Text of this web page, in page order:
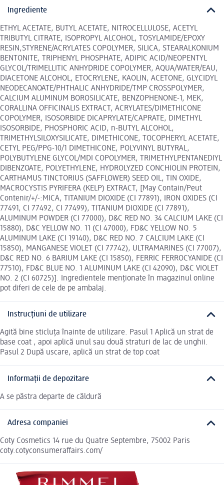
Ingrediente
ETHYL ACETATE, BUTYL ACETATE, NITROCELLULOSE, ACETYL
TRIBUTYL CITRATE, ISOPROPYL ALCOHOL, TOSYLAMIDE/EPOXY
RESIN,STYRENE/ACRYLATES COPOLYMER, SILICA, STEARALKONIUM
BENTONITE, TRIPHENYL PHOSPHATE, ADIPIC ACID/NEOPENTYL
GLYCOL/TRIMELLITIC ANHYDRIDE COPOLYMER, AQUA/WATER/EAU,
DIACETONE ALCOHOL, ETOCRYLENE, KAOLIN, ACETONE, GLYCIDYL
NEODECANOATE/PHTHALIC ANHYDRIDE/TMP CROSSPOLYMER,
CALCIUM ALUMINUM BOROSILICATE, BENZOPHENONE-1, MEK,
CORALLINA OFFICINALIS EXTRACT, ACRYLATES/DIMETHICONE
COPOLYMER, ISOSORBIDE DICAPRYLATE/CAPRATE, DIMETHYL
ISOSORBIDE, PHOSPHORIC ACID, n-BUTYL ALCOHOL,
TRIMETHYLSILOXYSILICATE, DIMETHICONE, TOCOPHERYL ACETATE,
CETYL PEG/PPG-10/1 DIMETHICONE, POLYVINYL BUTYRAL,
POLYBUTYLENE GLYCOL/MDI COPOLYMER, TRIMETHYLPENTANEDIYL
DIBENZOATE, POLYETHYLENE, HYDROLYZED CONCHIOLIN PROTEIN,
CARTHAMUS TINCTORIUS (SAFFLOWER) SEED OIL, TIN OXIDE,
MACROCYSTIS PYRIFERA (KELP) EXTRACT, [May Contain/Peut
Contenir/+/-:MICA, TITANIUM DIOXIDE (CI 77891), IRON OXIDES (CI
77491, CI 77492, CI 77499), TITANIUM DIOXIDE (CI 77891),
ALUMINUM POWDER (CI 77000), D&C RED NO. 34 CALCIUM LAKE (CI
15880), D&C YELLOW NO. 11 (CI 47000), FD&C YELLOW NO. 5
ALUMINUM LAKE (CI 19140), D&C RED NO. 7 CALCIUM LAKE (CI
15850), MANGANESE VIOLET (CI 77742), ULTRAMARINES (CI 77007),
D&C RED NO. 6 BARIUM LAKE (CI 15850), FERRIC FERROCYANIDE (CI
77510), FD&C BLUE NO. 1 ALUMINUM LAKE (CI 42090), D&C VIOLET
NO. 2 (CI 60725)]. Ingredientele menționate în magazinul online
pot diferi de cele de pe ambalaj.
Instrucțiuni de utilizare
Agită bine sticluța înainte de utilizare. Pasul 1 Aplică un strat de
base coat , apoi aplică unul sau două straturi de lac de unghii.
Pasul 2 După uscare, aplică un strat de top coat
Informații de depozitare
A se păstra departe de căldură
Adresa companiei
Coty Cosmetics 14 rue du Quatre Septembre, 75002 Paris
coty.cotyconsumeraffairs.com/